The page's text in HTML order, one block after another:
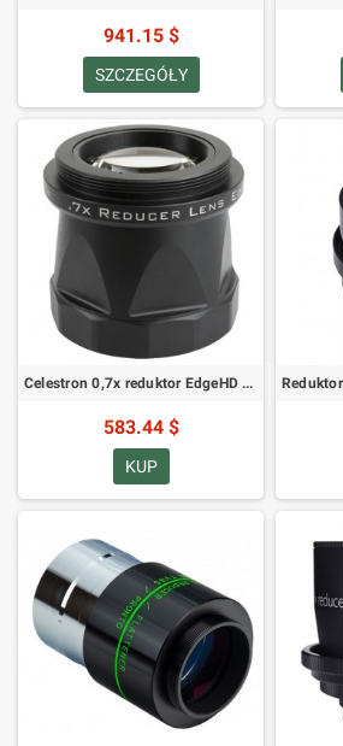
941.15 $
SZCZEGÓŁY
Celestron 0,7x reduktor EdgeHD 925 (94245)
583.44 $
KUP